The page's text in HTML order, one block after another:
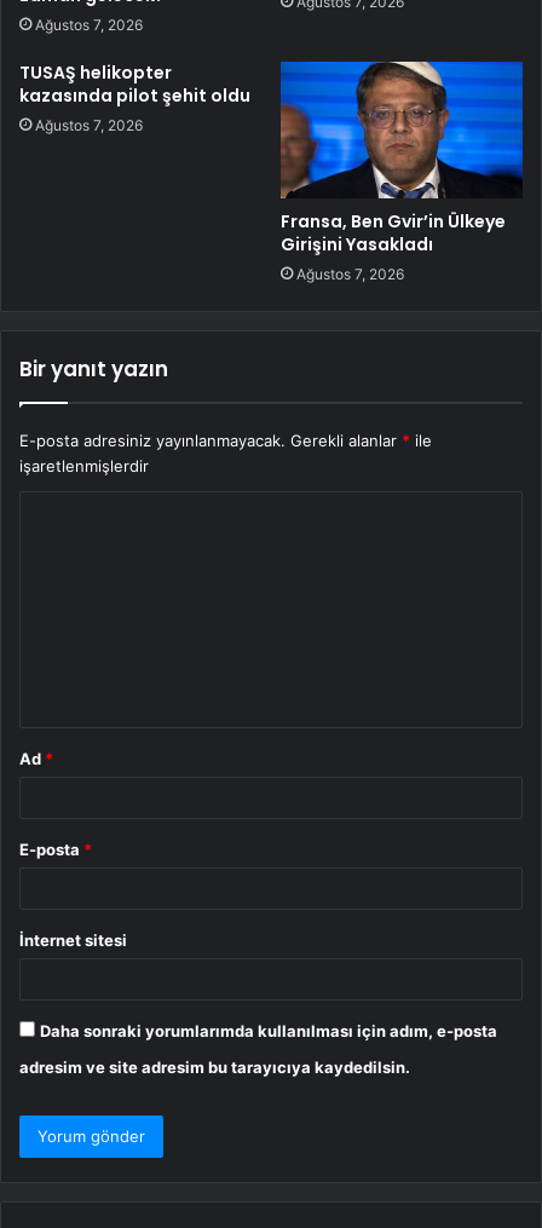
Ağustos 7, 2026
TUSAŞ helikopter
kazasında pilot şehit oldu
Ağustos 7, 2026
Fransa, Ben Gvir’in Ülkeye
Girişini Yasakladı
Ağustos 7, 2026
Bir yanıt yazın
E-posta adresiniz yayınlanmayacak. Gerekli alanlar * ile
işaretlenmişlerdir
Ad *
E-posta *
İnternet sitesi
Daha sonraki yorumlarımda kullanılması için adım, e-posta
adresim ve site adresim bu tarayıcıya kaydedilsin.